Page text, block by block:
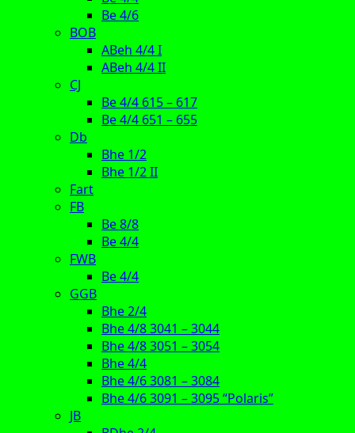
Be 4/6
BOB
ABeh 4/4 I
ABeh 4/4 II
CJ
Be 4/4 615 – 617
Be 4/4 651 – 655
Db
Bhe 1/2
Bhe 1/2 II
Fart
FB
Be 8/8
Be 4/4
FWB
Be 4/4
GGB
Bhe 2/4
Bhe 4/8 3041 – 3044
Bhe 4/8 3051 – 3054
Bhe 4/4
Bhe 4/6 3081 – 3084
Bhe 4/6 3091 – 3095 “Polaris”
JB